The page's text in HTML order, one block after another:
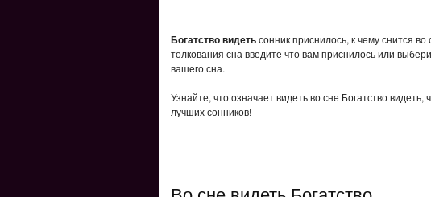
Богатство видетьсонник приснилось, к чему снится
толкования сна введите что вам приснилось или
вашего сна.
Узнайте, что означает видеть во сне Богатство
лучших сонников!